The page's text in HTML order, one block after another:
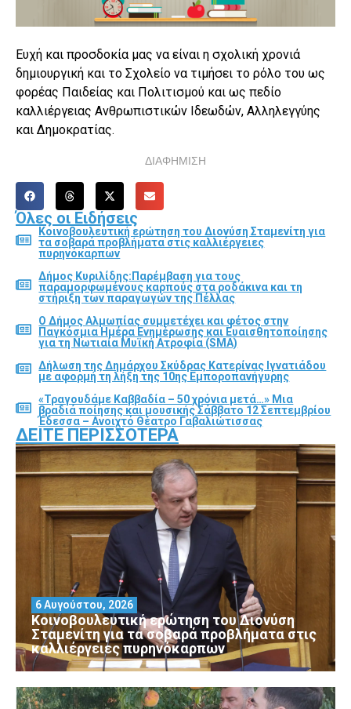
Ευχή και προσδοκία μας να είναι η σχολική χρονιά
δημιουργική και το Σχολείο να τιμήσει το ρόλο του ως
φορέας Παιδείας και Πολιτισμού και ως πεδίο
καλλιέργειας Ανθρωπιστικών Ιδεωδών, Αλληλεγγύης
και Δημοκρατίας.
ΔΙΑΦΗΜΙΣΗ
Όλες οι Ειδήσεις
Κοινοβουλευτική ερώτηση του Διονύση Σταμενίτη για
τα σοβαρά προβλήματα στις καλλιέργειες
πυρηνόκαρπων
Δήμος Κυριλίδης:Παρέμβαση για τους
παραμορφωμένους καρπούς στα ροδάκινα και τη
στήριξη των παραγωγών της Πέλλας
Ο Δήμος Αλμωπίας συμμετέχει και φέτος στην
Παγκόσμια Ημέρα Ενημέρωσης και Ευαισθητοποίησης
για τη Νωτιαία Μυϊκή Ατροφία (SMA)
Δήλωση της Δημάρχου Σκύδρας Κατερίνας Ιγνατιάδου
με αφορμή τη λήξη της 10ης Εμποροπανήγυρης
«Τραγουδάμε Καββαδία – 50 χρόνια μετά…» Μια
βραδιά ποίησης και μουσικής Σάββατο 12 Σεπτεμβρίου
Έδεσσα – Ανοιχτό Θέατρο Γαβαλιώτισσας
ΔΕΊΤΕ ΠΕΡΙΣΣΌΤΕΡΑ
Κοινοβουλευτική ερώτηση του Διονύση
Σταμενίτη για τα σοβαρά προβλήματα στις
καλλιέργειες πυρηνόκαρπων
6 Αυγούστου, 2026